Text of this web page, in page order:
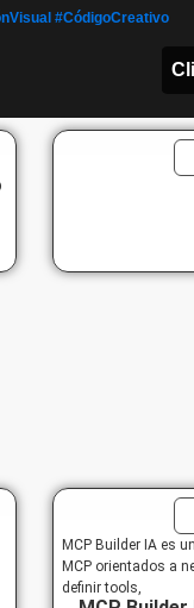
#CódigoCreativo
MCP Builder IA es
MCP orientados a
definir tools,